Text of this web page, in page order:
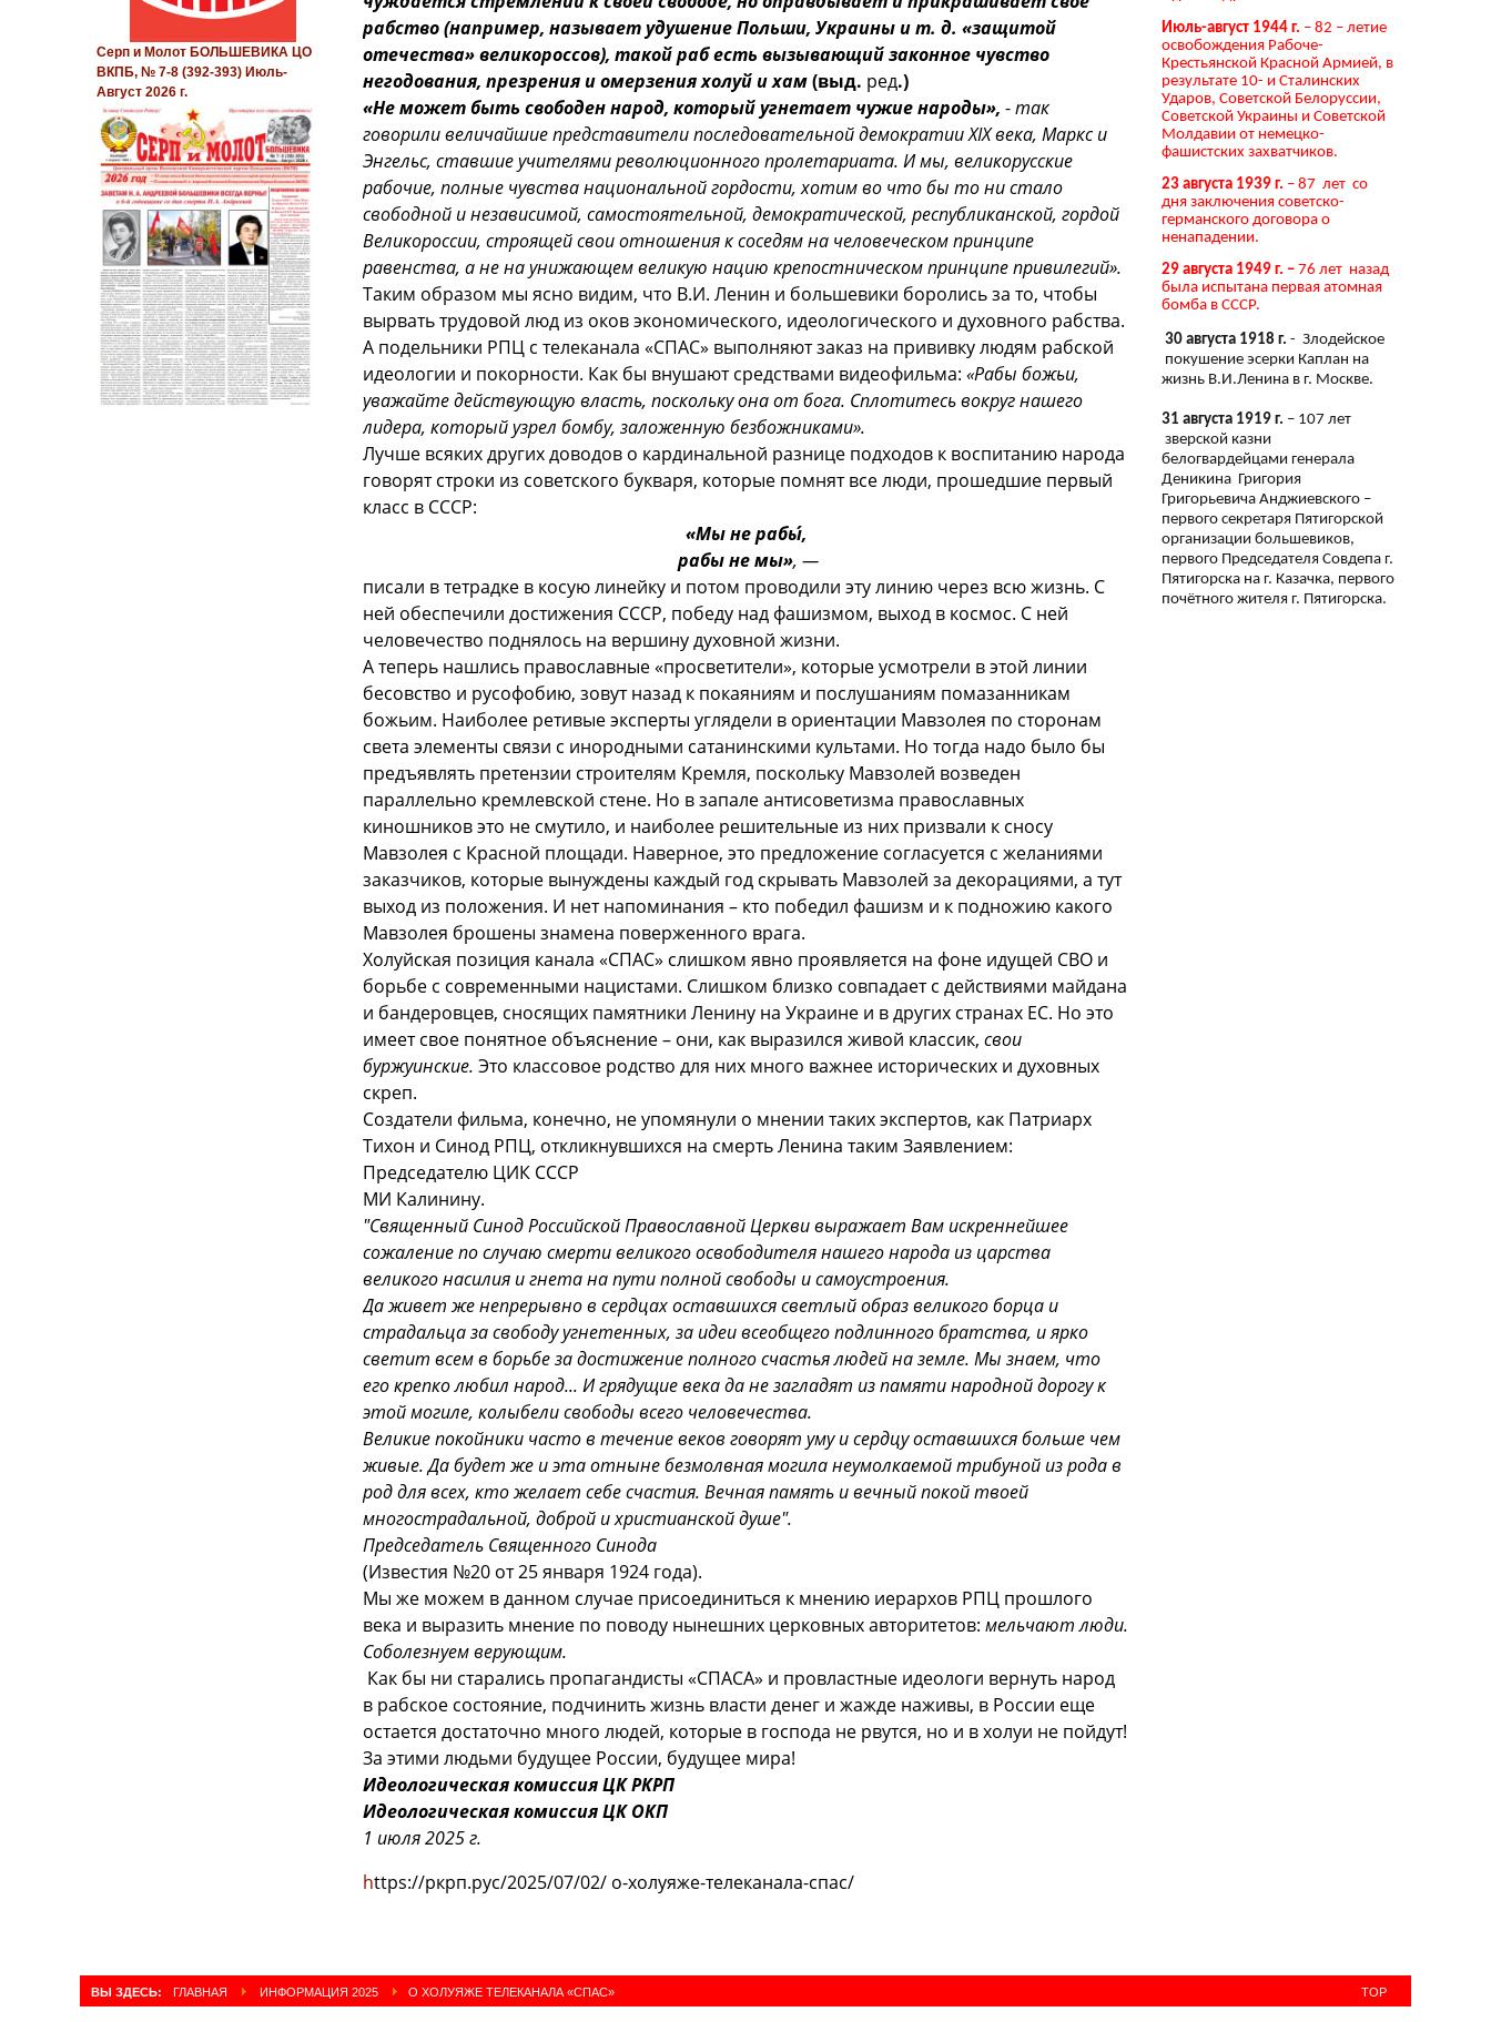
рабство (например, называет удушение Польши, Украины и т. д. «защитой
отечества» великороссов), такой раб есть вызывающий законное чувство
негодования, презрения и омерзения холуй и хам(выд. ред.)
«Не может быть свободен народ, который угнетает чужие народы», -так
говорили величайшие представители последовательной демократии XIX века, Маркс и
Энгельс, ставшие учителями революционного пролетариата. И мы, великорусские
рабочие, полные чувства национальной гордости, хотим во что бы то ни стало
свободной и независимой, самостоятельной, демократической, республиканской, гордой
Великороссии, строящей свои отношения к соседям на человеческом принципе
равенства, а не на унижающем великую нацию крепостническом принципе привилегий».
Таким образом мы ясно видим, что В.И. Ленин и большевики боролись за то, чтобы
вырвать трудовой люд из оков экономического, идеологического и духовного рабства.
А подельники РПЦ с телеканала «СПАС» выполняют заказ на прививку людям рабской
идеологии и покорности. Как бы внушают средствами видеофильма: «Рабы божьи,
уважайте действующую власть, поскольку она от бога. Сплотитесь вокруг нашего
лидера, который узрел бомбу, заложенную безбожниками».
Лучше всяких других доводов о кардинальной разнице подходов к воспитанию народа
говорят строки из советского букваря, которые помнят все люди, прошедшие первый
класс в СССР:
«Мы не рабы́,
рабы не мы», —
писали в тетрадке в косую линейку и потом проводили эту линию через всю жизнь. С
ней обеспечили достижения СССР, победу над фашизмом, выход в космос. С ней
человечество поднялось на вершину духовной жизни.
А теперь нашлись православные «просветители», которые усмотрели в этой линии
бесовство и русофобию, зовут назад к покаяниям и послушаниям помазанникам
божьим. Наиболее ретивые эксперты углядели в ориентации Мавзолея по сторонам
света элементы связи с инородными сатанинскими культами. Но тогда надо было бы
предъявлять претензии строителям Кремля, поскольку Мавзолей возведен
параллельно кремлевской стене. Но в запале антисоветизма православных
киношников это не смутило, и наиболее решительные из них призвали к сносу
Мавзолея с Красной площади. Наверное, это предложение согласуется с желаниями
заказчиков, которые вынуждены каждый год скрывать Мавзолей за декорациями, а тут
выход из положения. И нет напоминания – кто победил фашизм и к подножию какого
Мавзолея брошены знамена поверженного врага.
Холуйская позиция канала «СПАС» слишком явно проявляется на фоне идущей СВО и
борьбе с современными нацистами. Слишком близко совпадает с действиями майдана
и бандеровцев, сносящих памятники Ленину на Украине и в других странах ЕС. Но это
имеет свое понятное объяснение – они, как выразился живой классик, свои
буржуинские. Это классовое родство для них много важнее исторических и духовных
скреп.
Создатели фильма, конечно, не упомянули о мнении таких экспертов, как Патриарх
Тихон и Синод РПЦ, откликнувшихся на смерть Ленина таким Заявлением:
Председателю ЦИК СССР
МИ Калинину.
"Священный Синод Российской Православной Церкви выражает Вам искреннейшее
сожаление по случаю смерти великого освободителя нашего народа из царства
великого насилия и гнета на пути полной свободы и самоустроения.
Да живет же непрерывно в сердцах оставшихся светлый образ великого борца и
страдальца за свободу угнетенных, за идеи всеобщего подлинного братства, и ярко
светит всем в борьбе за достижение полного счастья людей на земле. Мы знаем, что
его крепко любил народ... И грядущие века да не загладят из памяти народной дорогу к
этой могиле, колыбели свободы всего человечества.
Великие покойники часто в течение веков говорят уму и сердцу оставшихся больше чем
живые. Да будет же и эта отныне безмолвная могила неумолкаемой трибуной из рода в
род для всех, кто желает себе счастия. Вечная память и вечный покой твоей
многострадальной, доброй и христианской душе".
Председатель Священного Синода
(Известия №20 от 25 января 1924 года).
Мы же можем в данном случае присоединиться к мнению иерархов РПЦ прошлого
века и выразить мнение по поводу нынешних церковных авторитетов: мельчают люди.
Соболезнуем верующим.
Как бы ни старались пропагандисты «СПАСА» и провластные идеологи вернуть народ
в рабское состояние, подчинить жизнь власти денег и жажде наживы, в России еще
остается достаточно много людей, которые в господа не рвутся, но и в холуи не пойдут!
За этими людьми будущее России, будущее мира!
Идеологическая комиссия ЦК РКРП
Идеологическая комиссия ЦК ОКП
1 июля 2025 г.
https://ркрп.рус/2025/07/02/ о-холуяже-телеканала-спас/
Серп и Молот БОЛЬШЕВИКА ЦО
ВКПБ, № 7-8 (392-393) Июль-
Август 2026 г.
Июль-август 1944 г. – 82 – летие
освобождения Рабоче-
Крестьянской Красной Армией, в
результате 10- и Сталинских
Ударов, Советской Белоруссии,
Советской Украины и Советской
Молдавии от немецко-
фашистских захватчиков.
23 августа 1939 г. – 87 лет со
дня заключения советско-
германского договора о
ненападении.
29 августа 1949 г. – 76 лет назад
была испытана первая атомная
бомба в СССР.
30 августа 1918 г. - Злодейское
покушение эсерки Каплан на
жизнь В.И.Ленина в г. Москве.
31 августа 1919 г. – 107 лет
зверской казни
белогвардейцами генерала
Деникина Григория
Григорьевича Анджиевского –
первого секретаря Пятигорской
организации большевиков,
первого Председателя Совдепа г.
Пятигорска на г. Казачка, первого
почётного жителя г. Пятигорска.
ВЫ ЗДЕСЬ: ГЛАВНАЯ ИНФОРМАЦИЯ 2025 О ХОЛУЯЖЕ ТЕЛЕКАНАЛА «СПАС» TOP